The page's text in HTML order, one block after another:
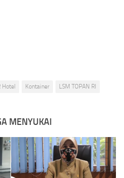
Hotel Kontainer LSM TOPAN RI
MENYUKAI